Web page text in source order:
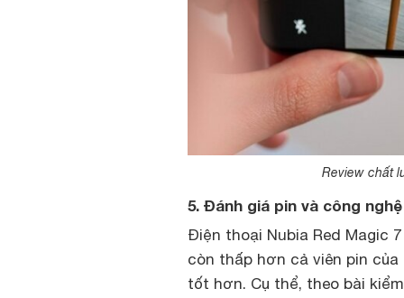
Review chất
5. Đánh giá pin và công
Điện thoại Nubia Red Magic
còn thấp hơn cả viên pin
tốt hơn. Cụ thể, theo bài